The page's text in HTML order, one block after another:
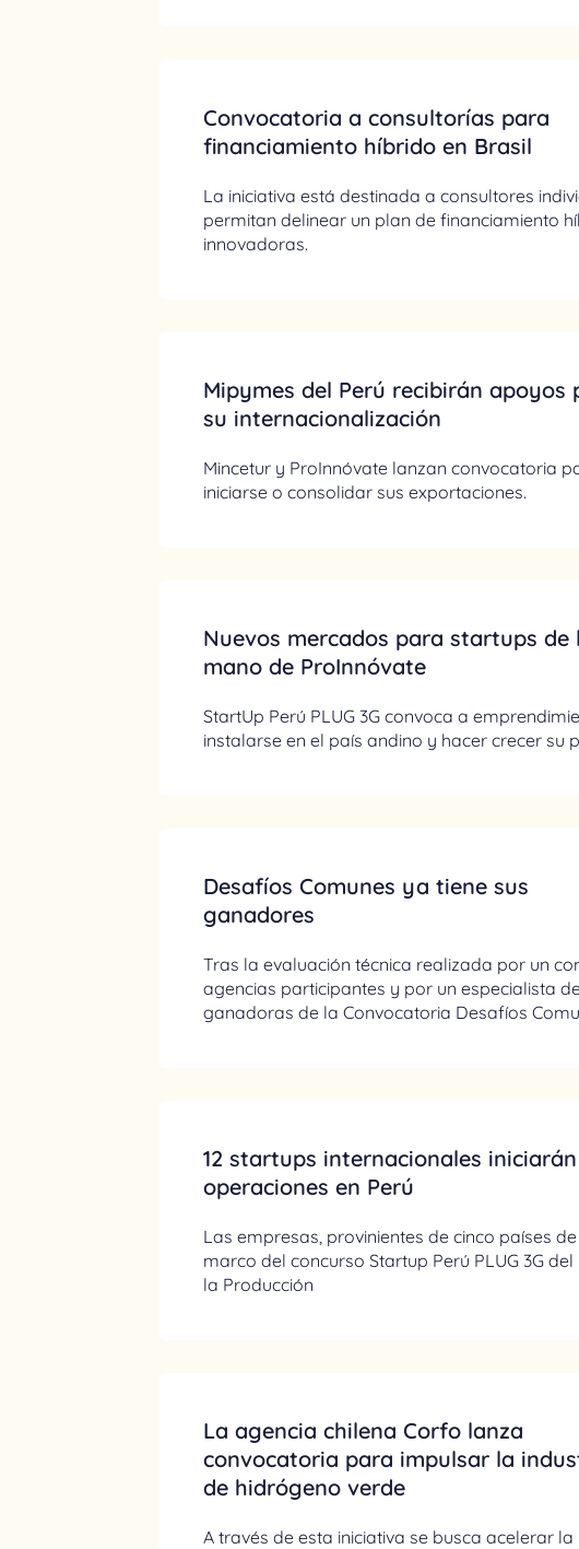
Convocatoria a consultorías para
financiamiento híbrido en Brasil
La iniciativa está destinada a consultores
permitan delinear un plan de financiamiento
innovadoras.
Mipymes del Perú recibirán apoyos
su internacionalización
Mincetur y ProInnóvate lanzan convocatoria
iniciarse o consolidar sus exportaciones.
Nuevos mercados para startups de
mano de ProInnóvate
StartUp Perú PLUG 3G convoca a
instalarse en el país andino y hacer crecer su
Desafíos Comunes ya tiene sus
ganadores
Tras la evaluación técnica realizada por un
agencias participantes y por un especialista
ganadoras de la Convocatoria Desafíos
12 startups internacionales iniciarán
operaciones en Perú
Las empresas, provinientes de cinco países
marco del concurso Startup Perú PLUG 3G
la Producción
La agencia chilena Corfo lanza
convocatoria para impulsar la
de hidrógeno verde
A través de esta iniciativa se busca acelerar